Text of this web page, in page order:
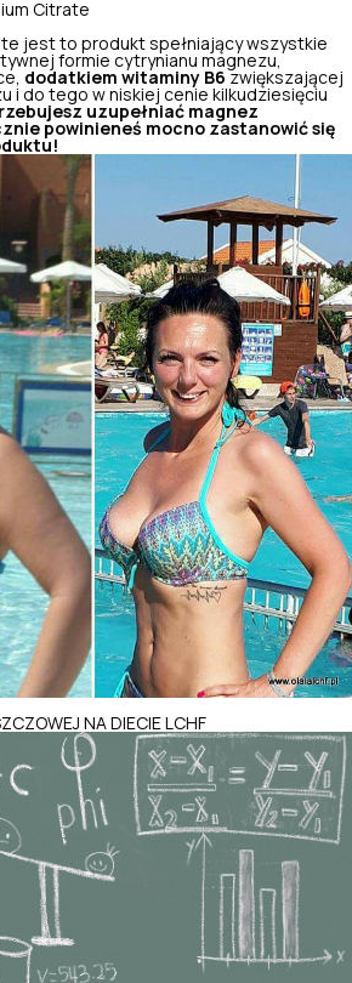
Citrate
jest to produkt spełniający wszystkie
formie cytrynianu magnezu,
dodatkiem witaminy B6 zwiększającej
i do tego w niskiej cenie kilkudziesięciu
uzupełniać magnez
powinieneś mocno zastanowić się
NA DIECIE LCHF